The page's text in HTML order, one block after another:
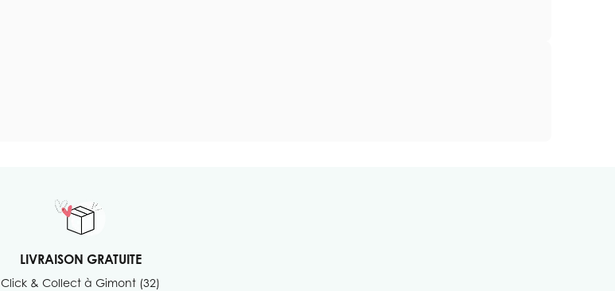
LIVRAISON GRATUITE
Click & Collect à Gimont (32)